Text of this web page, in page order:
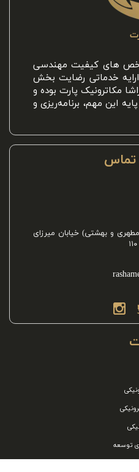
توسعه
شاخص های کیفیت مهندسی
خدماتی رضایت بخش
مکاترونیک پارت بوده و
این مهم، برنامه‌ریزی و
و بهشتی) خیابان میرزای
تماس